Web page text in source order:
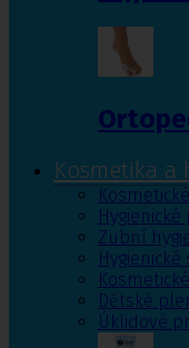
Kosmetika a
Zubní
Dětské
Úklidové